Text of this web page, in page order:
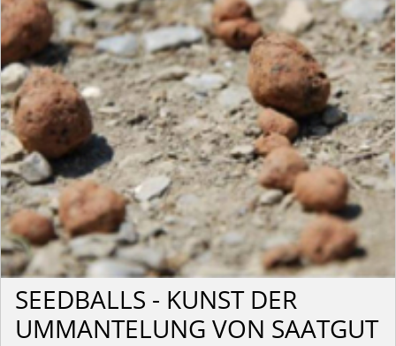
SEEDBALLS - KUNST DER
UMMANTELUNG VON SAATGUT